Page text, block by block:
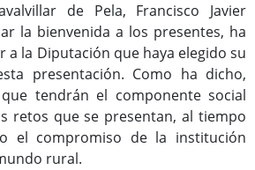
de Pela, Francisco Javier
la bienvenida a los presentes, ha
a la Diputación que haya elegido su
presentación. Como ha dicho,
tendrán el componente social
retos que se presentan, al tiempo
el compromiso de la institución
rural.